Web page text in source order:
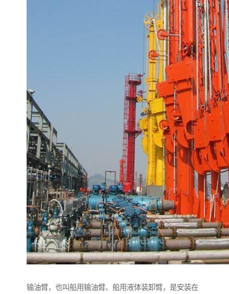
输油臂，也叫船用输油臂、船用液体装卸臂，是安装在